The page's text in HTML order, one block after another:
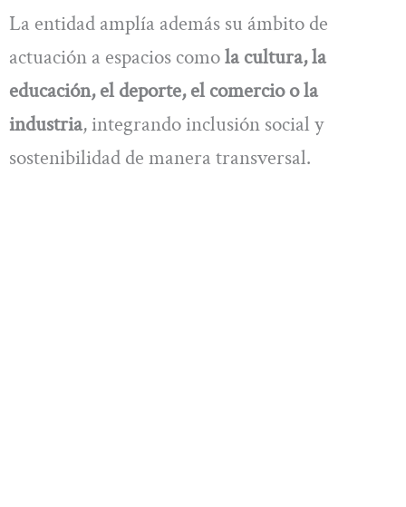
La entidad amplía además su ámbito de
actuación a espacios comola cultura, la
educación, el deporte, el comercio o la
industria, integrando inclusión social y
sostenibilidad de manera transversal.